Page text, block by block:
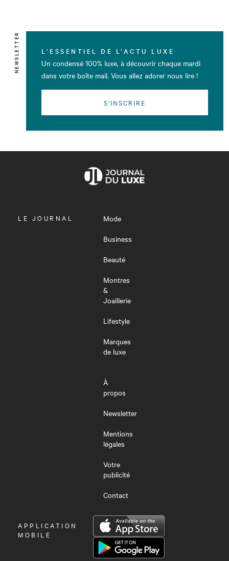
NEWSLETTER L’ESSENTIEL DE L’ACTU LUXE
Un condensé 100% luxe, à découvrir chaque mardi
dans votre boîte mail. Vous allez adorer nous lire !
S'INSCRIRE
OUVRIR
LE JOURNAL
Mode
Business
Beauté
Montres
&
Joaillerie
Lifestyle
Marques
de luxe
À
propos
Newsletter
Mentions
légales
Votre
publicité
Contact
OUVRIR
LE
APPLICATION
MOBILE